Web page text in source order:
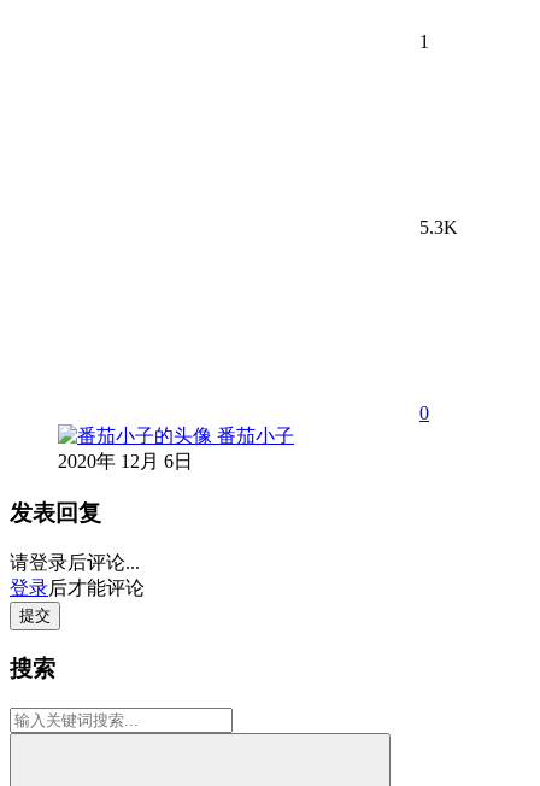
1
5.3K
0
番茄小子
2020年 12月 6日
发表回复
请登录后评论...
登录后才能评论
提交
搜索